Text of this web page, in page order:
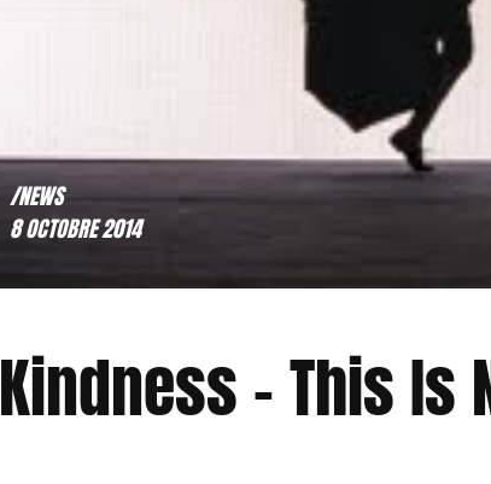
/NEWS
8 OCTOBRE 2014
Kindness – This Is